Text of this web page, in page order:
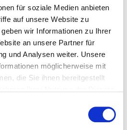
für soziale Medien anbieten
auf unsere Website zu
wir Informationen zu Ihrer
an unsere Partner für
und Analysen weiter. Unsere
möglicherweise mit
die Sie ihnen bereitgestellt
– mit und ohne Matches
im Dating-Dschungel steckst
davon gönnst – dein Wert
Nachrichten oder Dates ab.
aber sie ist kein
Liebe beginnt nicht erst
sie fängt bei dir selbst an.